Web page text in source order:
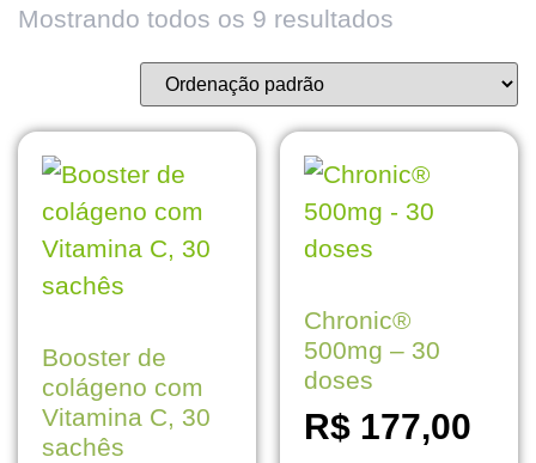
Mostrando todos os 9 resultados
Booster de
colágeno com
Vitamina C, 30
sachês
Chronic®
500mg – 30
doses
R$ 177,00